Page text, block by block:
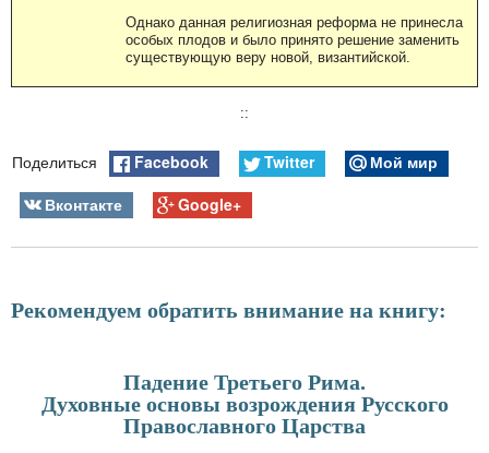
Однако данная религиозная реформа не принесла
особых плодов и было принято решение заменить
существующую веру новой, византийской.
::
Поделиться Facebook Twitter
Мой мир
Вконтакте
Google+
Рекомендуем обратить внимание на книгу:
Падение Третьего Рима.
Духовные основы возрождения Русского
Православного Царства